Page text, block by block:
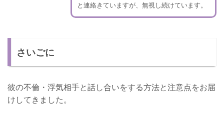
と連絡きていますが、無視し続けています。
さいごに
彼の不倫・浮気相手と話し合いをする方法と注意点をお届
けしてきました。